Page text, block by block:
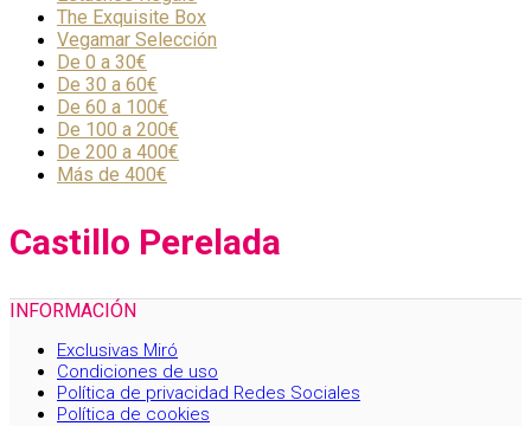
The Exquisite Box
Vegamar Selección
De 0 a 30€
De 30 a 60€
De 60 a 100€
De 100 a 200€
De 200 a 400€
Más de 400€
Castillo Perelada
INFORMACIÓN
Exclusivas Miró
Condiciones de uso
Política de privacidad Redes Sociales
Política de cookies